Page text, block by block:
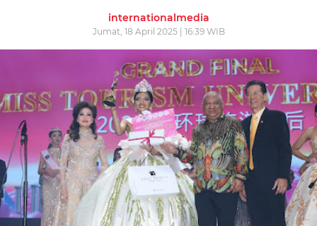
internationalmedia
Jumat, 18 April 2025 | 16:39 WIB